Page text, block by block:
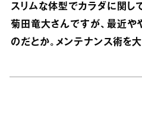
スリムな体型でカラダに関し
菊田竜大さんですが、最近や
のだとか。メンテナンス術を大